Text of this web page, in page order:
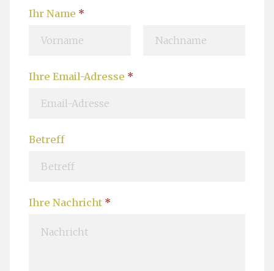
Ihr Name *
o
e
Ihre Email-Adresse *
Betreff
Ihre Nachricht *